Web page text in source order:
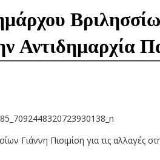
Αντιδημαρχία
Γιάννη Πισιμίση για τις αλλαγές